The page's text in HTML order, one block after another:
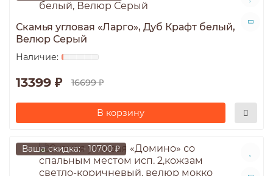
Скамья угловая «Ларго», Дуб Крафт белый,
Велюр Серый
13399 ₽ 16699 ₽
В корзину
Ваша скидка: - 10700 ₽